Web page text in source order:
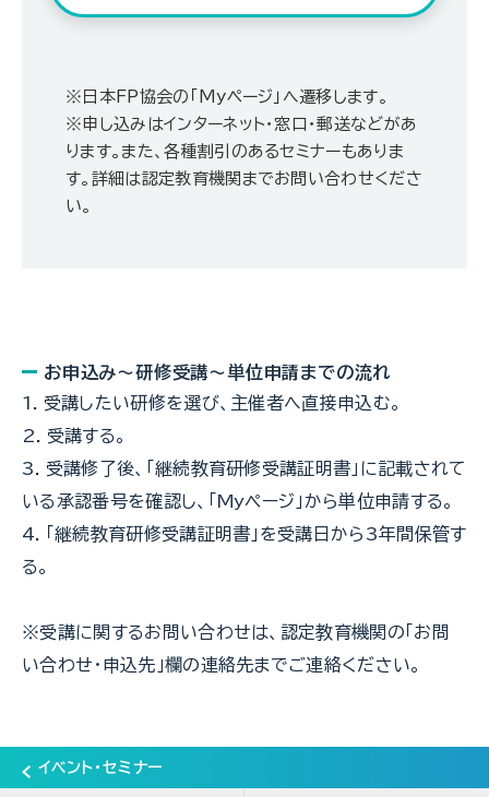
※日本FP協会の「Myページ」へ遷移します。
※申し込みはインターネット・窓口・郵送などがあ
ります。また、各種割引のあるセミナーもありま
す。詳細は認定教育機関までお問い合わせくださ
い。
お申込み～研修受講～単位申請までの流れ
1．受講したい研修を選び、主催者へ直接申込む。
2．受講する。
3．受講修了後、「継続教育研修受講証明書」に記載されて
いる承認番号を確認し、「Myページ」から単位申請する。
4．「継続教育研修受講証明書」を受講日から3年間保管す
る。
※受講に関するお問い合わせは、認定教育機関の「お問
い合わせ・申込先」欄の連絡先までご連絡ください。
イベント・セミナー